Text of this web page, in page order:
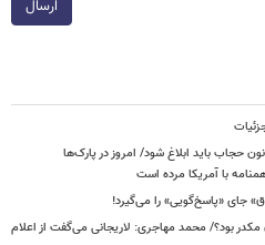
ارسال
حجاب باید ابلاغ شود/ امروز در پارک‌ها
با آمریکا مرده است
جای «پاسخ‌گویی» را می‌گیرد!
بود؟/ محمد مهاجری: لاریجانی می‌گفت از اعلام